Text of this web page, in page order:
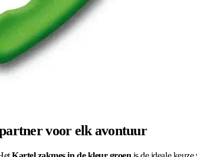
voor elk avontuur